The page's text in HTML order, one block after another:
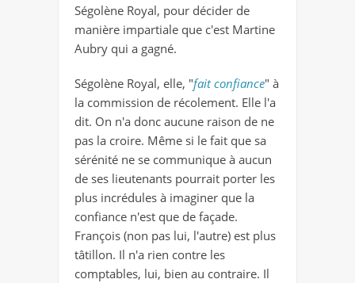
Ségolène Royal, pour décider de
manière impartiale que c'est Martine
Aubry qui a gagné.
Ségolène Royal, elle, "fait confiance" à
la commission de récolement. Elle l'a
dit. On n'a donc aucune raison de ne
pas la croire. Même si le fait que sa
sérénité ne se communique à aucun
de ses lieutenants pourrait porter les
plus incrédules à imaginer que la
confiance n'est que de façade.
François (non pas lui, l'autre) est plus
tâtillon. Il n'a rien contre les
comptables, lui, bien au contraire. Il